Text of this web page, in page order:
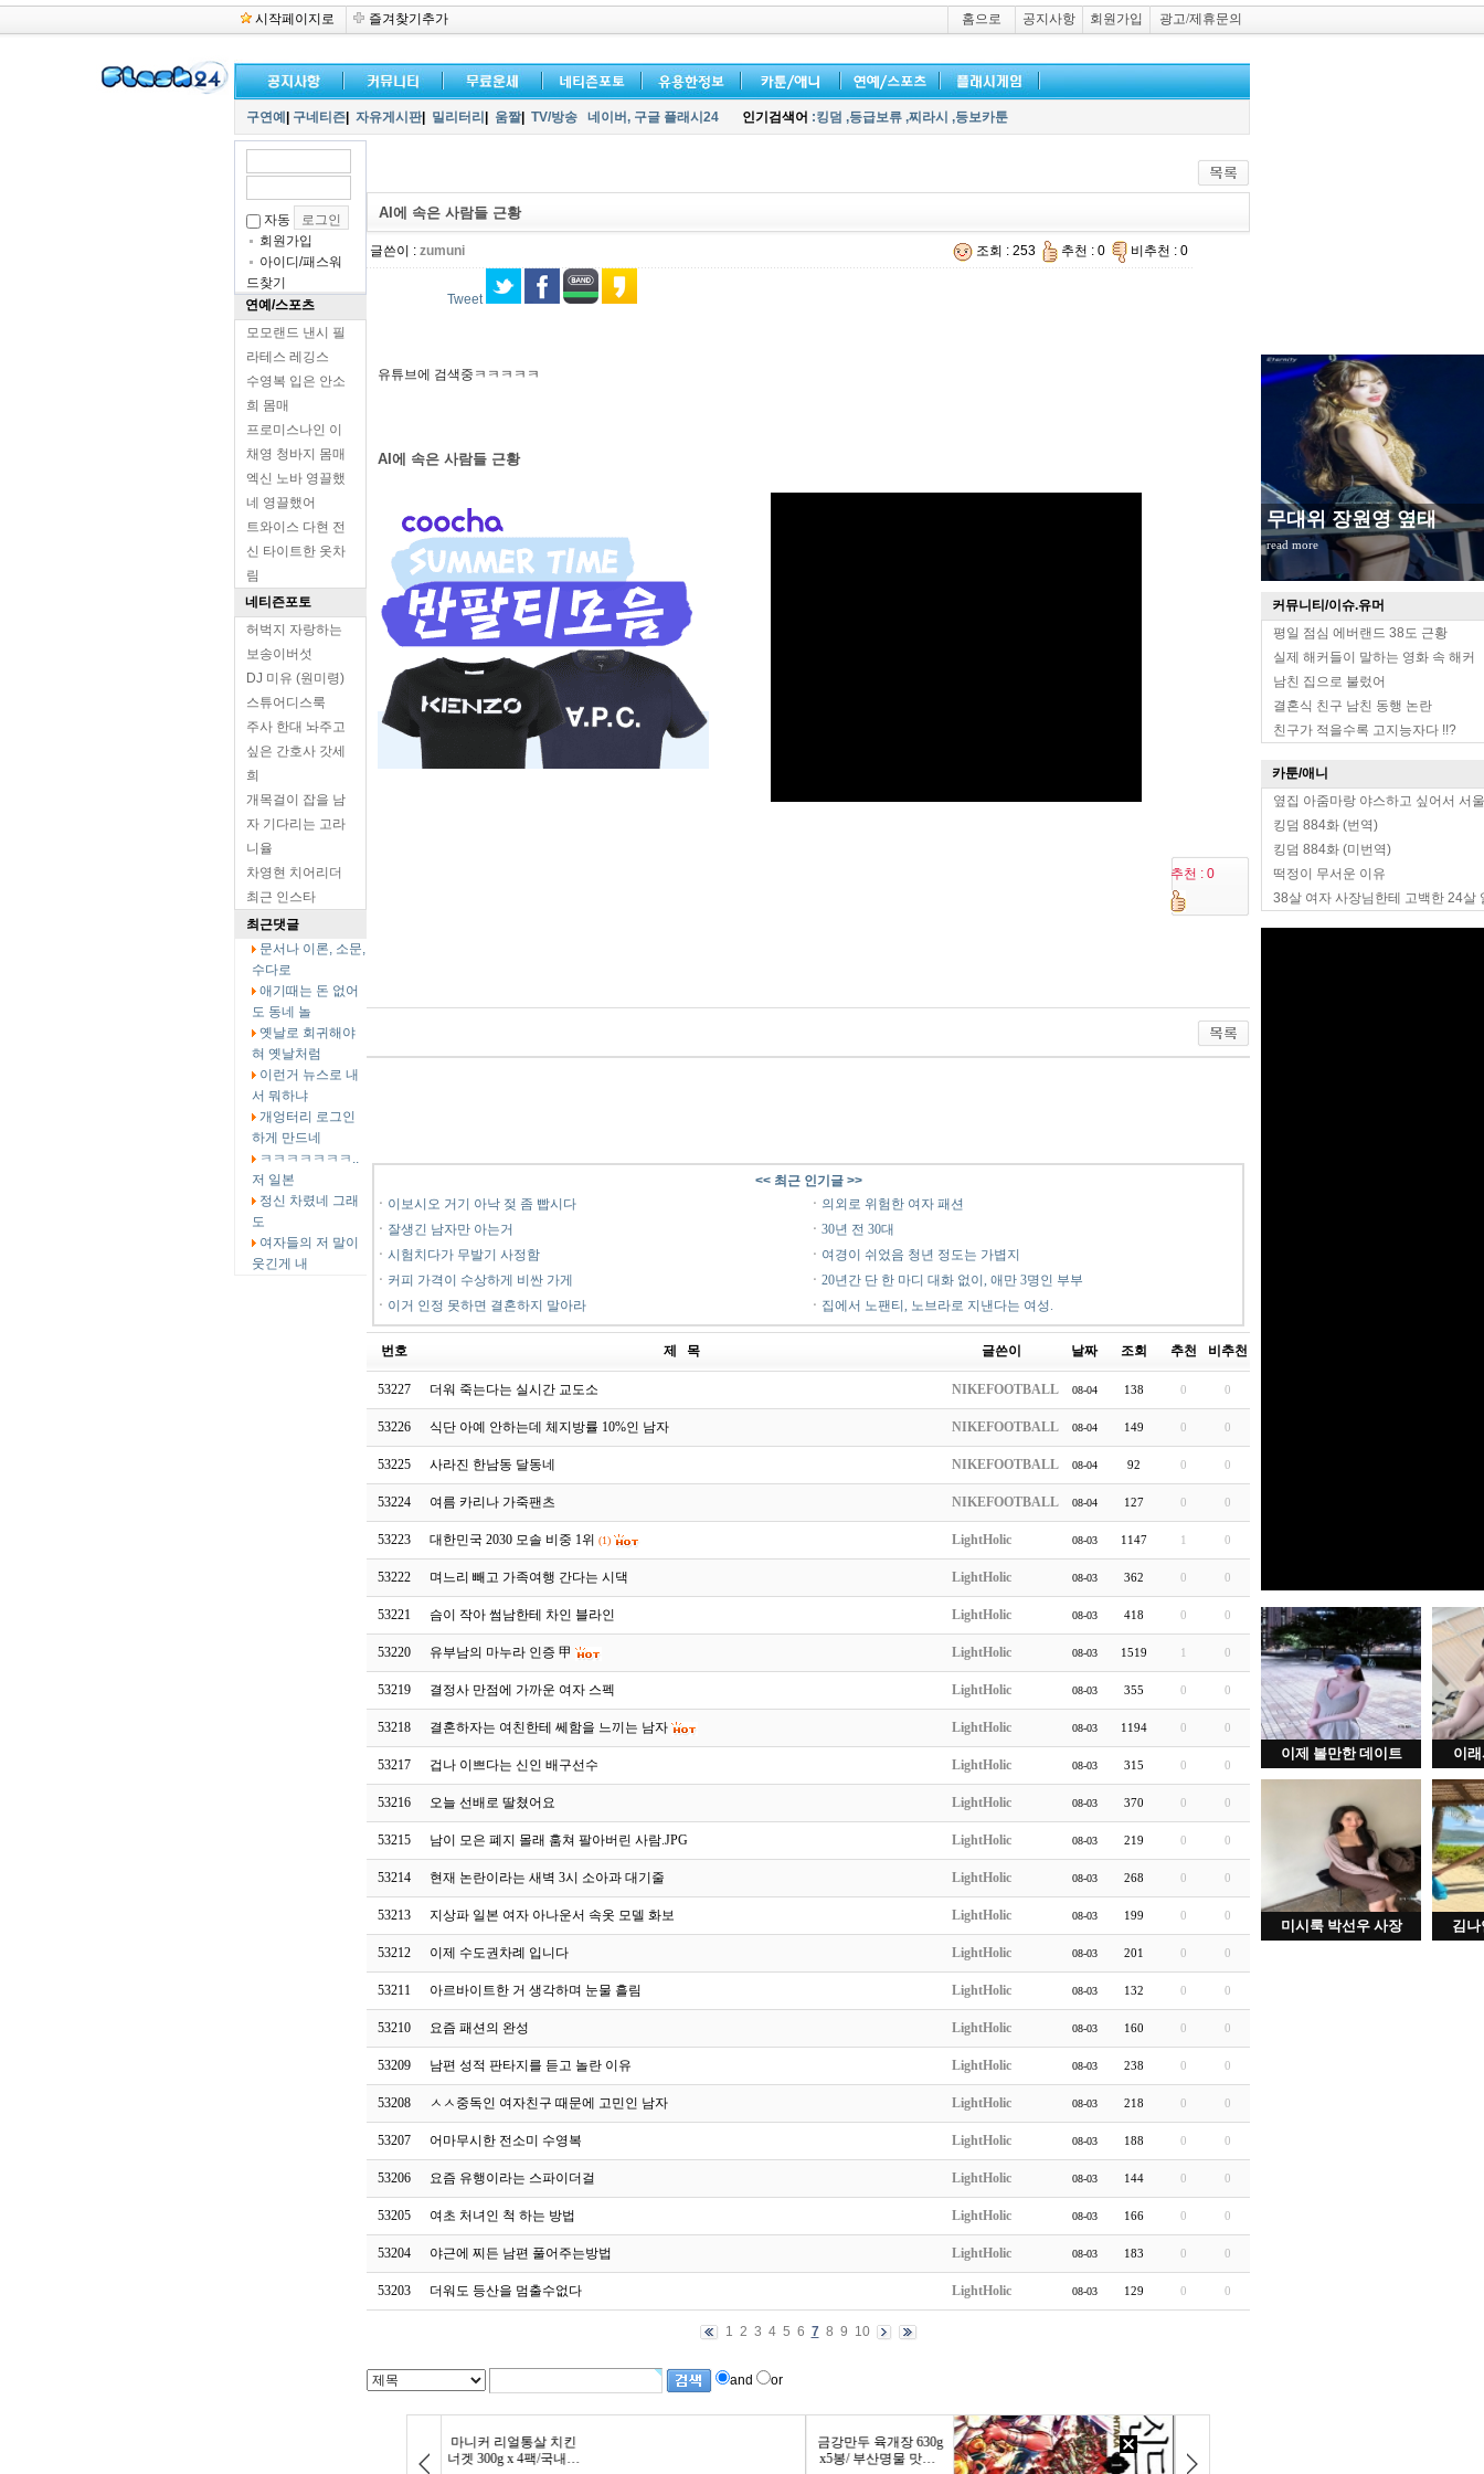
시작페이지로 즐겨찾기추가 홈으로 공지사항 회원가입 광고/제휴문의
무대위 장원영 옆태
read more
커뮤니티/이슈.유머
평일 점심 에버랜드 38도 근황
실제 해커들이 말하는 영화 속 해커
남친 집으로 불렀어
결혼식 친구 남친 동행 논란
친구가 적을수록 고지능자다 !!?
카툰/애니
옆집 아줌마랑 야스하고 싶어서 서
킹덤 884화 (번역)
킹덤 884화 (미번역)
떡정이 무서운 이유
38살 여자 사장님한테 고백한 24살
이제 볼만한 데이트 이
미시룩 박선우 사장 김나
구연예 구네티즌 자유게시판| 밀리터리 움짤| TV/방송 네이버, 구글 플래시24 인기검색어 :킹덤 ,등급보류 ,찌라시 ,등보카툰
자동
회원가입
아이디/패스워
드찾기
연예/스포츠
모모랜드 낸시 필
라테스 레깅스
수영복 입은 안소
희 몸매
프로미스나인 이
채영 청바지 몸매
엑신 노바 영끌했
네 영끌했어
트와이스 다현 전
신 타이트한 옷차
림
네티즌포토
허벅지 자랑하는
보송이버섯
DJ 미유 (원미령)
스튜어디스룩
주사 한대 놔주고
싶은 간호사 갓세
희
개목걸이 잡을 남
자 기다리는 고라
니율
차영현 치어리더
최근 인스타
최근댓글
문서나 이론, 소문,
수다로
애기때는 돈 없어
도 동네 놀
옛날로 회귀해야
혀 옛날처럼
이런거 뉴스로 내
서 뭐하냐
개엉터리 로그인
하게 만드네
ㅋㅋㅋㅋㅋㅋㅋ..
저 일본
정신 차렸네 그래
도
여자들의 저 말이
웃긴게 내
AI에 속은 사람들 근황
글쓴이 : zumuni 조회 : 253 추천 : 0 비추천 : 0
Tweet
유튜브에 검색중ㅋㅋㅋㅋㅋ
AI에 속은 사람들 근황
추천 : 0
<< 최근 인기글 >>
ㆍ 이보시오 거기 아낙 젖 좀 빱시다 ㆍ 의외로 위험한 여자 패션
ㆍ 잘생긴 남자만 아는거 ㆍ 30년 전 30대
ㆍ 시험치다가 무발기 사정함 ㆍ 여경이 쉬었음 청년 정도는 가볍지
ㆍ 커피 가격이 수상하게 비싼 가게 ㆍ 20년간 단 한 마디 대화 없이, 애만 3명인 부부
ㆍ 이거 인정 못하면 결혼하지 말아라 ㆍ 집에서 노팬티, 노브라로 지낸다는 여성.
번호 제 목 글쓴이 날짜 조회 추천 비추천
53227 더워 죽는다는 실시간 교도소 NIKEFOOTBALL 08-04 138 0 0
53226 식단 아예 안하는데 체지방률 10%인 남자 NIKEFOOTBALL 08-04 149 0 0
53225 사라진 한남동 달동네 NIKEFOOTBALL 08-04 92 0 0
53224 여름 카리나 가죽팬츠 NIKEFOOTBALL 08-04 127 0 0
53223 대한민국 2030 모솔 비중 1위 (1) LightHolic 08-03 1147 1 0
53222 며느리 빼고 가족여행 간다는 시댁 LightHolic 08-03 362 0 0
53221 슴이 작아 썸남한테 차인 블라인 LightHolic 08-03 418 0 0
53220 유부남의 마누라 인증 甲 LightHolic 08-03 1519 1 0
53219 결정사 만점에 가까운 여자 스펙 LightHolic 08-03 355 0 0
53218 결혼하자는 여친한테 쎄함을 느끼는 남자 LightHolic 08-03 1194 0 0
53217 겁나 이쁘다는 신인 배구선수 LightHolic 08-03 315 0 0
53216 오늘 선배로 딸쳤어요 LightHolic 08-03 370 0 0
53215 남이 모은 폐지 몰래 훔쳐 팔아버린 사람.JPG LightHolic 08-03 219 0 0
53214 현재 논란이라는 새벽 3시 소아과 대기줄 LightHolic 08-03 268 0 0
53213 지상파 일본 여자 아나운서 속옷 모델 화보 LightHolic 08-03 199 0 0
53212 이제 수도권차례 입니다 LightHolic 08-03 201 0 0
53211 아르바이트한 거 생각하며 눈물 흘림 LightHolic 08-03 132 0 0
53210 요즘 패션의 완성 LightHolic 08-03 160 0 0
53209 남편 성적 판타지를 듣고 놀란 이유 LightHolic 08-03 238 0 0
53208 ㅅㅅ중독인 여자친구 때문에 고민인 남자 LightHolic 08-03 218 0 0
53207 어마무시한 전소미 수영복 LightHolic 08-03 188 0 0
53206 요즘 유행이라는 스파이더걸 LightHolic 08-03 144 0 0
53205 여초 처녀인 척 하는 방법 LightHolic 08-03 166 0 0
53204 야근에 찌든 남편 풀어주는방법 LightHolic 08-03 183 0 0
53203 더워도 등산을 멈출수없다 LightHolic 08-03 129 0 0
1 2 3 4 5 6 7 8 9 10
and or